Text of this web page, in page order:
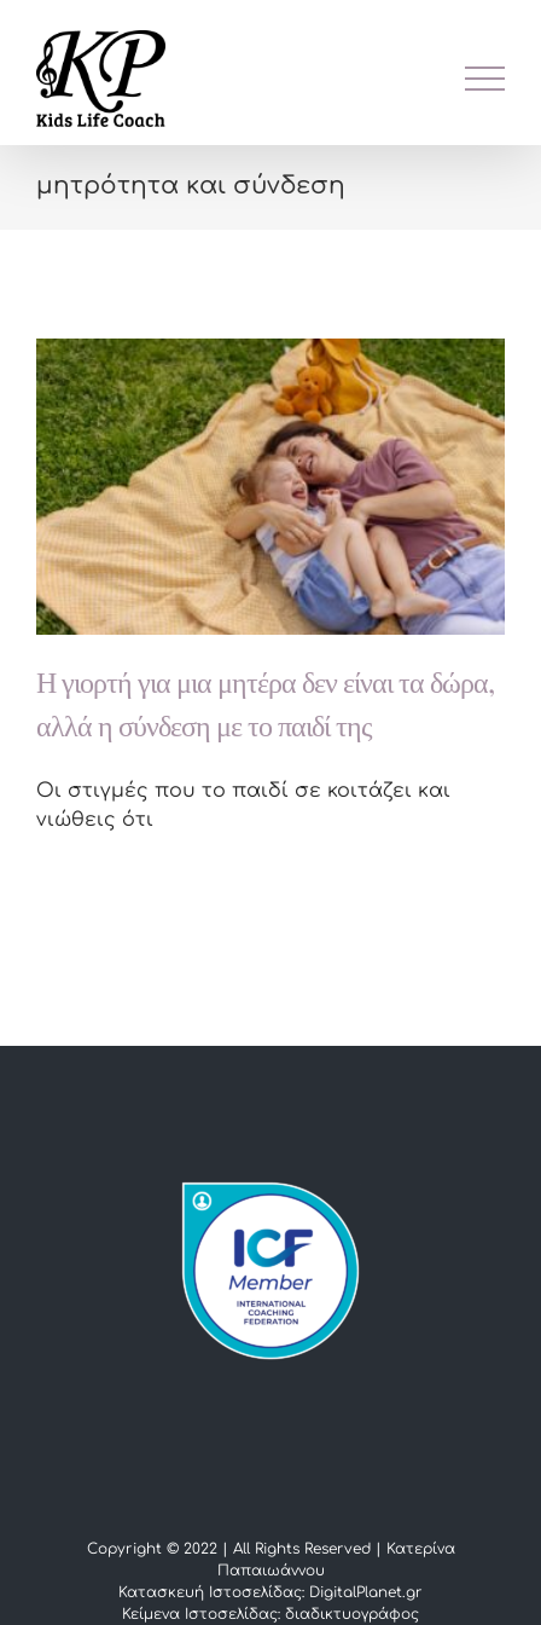
content
μητρότητα και σύνδεση
Η γιορτή για μια μητέρα δεν είναι τα δώρα,
αλλά η σύνδεση με το παιδί της
Οι στιγμές που το παιδί σε κοιτάζει και
νιώθεις ότι
Copyright © 2022 | All Rights Reserved |
Κατερίνα
Παπαιωάννου
Κατασκευή Ιστοσελίδας: DigitalPlanet.gr
Κείμενα Ιστοσελίδας: διαδικτυογράφος